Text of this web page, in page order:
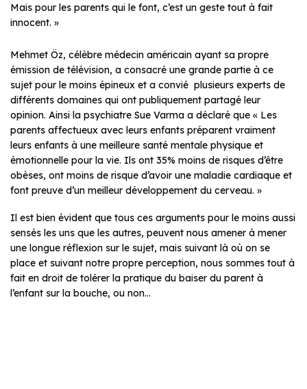
Mais pour les parents qui le font, c’est un geste tout à fait
innocent. »
Mehmet Öz, célèbre médecin américain ayant sa propre
émission de télévision, a consacré une grande partie à ce
sujet pour le moins épineux et a convié plusieurs experts de
différents domaines qui ont publiquement partagé leur
opinion. Ainsi la psychiatre Sue Varma a déclaré que « Les
parents affectueux avec leurs enfants préparent vraiment
leurs enfants à une meilleure santé mentale physique et
émotionnelle pour la vie. Ils ont 35% moins de risques d’être
obèses, ont moins de risque d’avoir une maladie cardiaque et
font preuve d’un meilleur développement du cerveau. »
Il est bien évident que tous ces arguments pour le moins aussi
sensés les uns que les autres, peuvent nous amener à mener
une longue réflexion sur le sujet, mais suivant là où on se
place et suivant notre propre perception, nous sommes tout à
fait en droit de tolérer la pratique du baiser du parent à
l’enfant sur la bouche, ou non…